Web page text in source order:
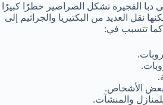
الفجيرة تشكل الصراصير خطرًا كبيرًا
نقل العديد من البكتيريا والجراثيم إلى
كما تتسبب في:
بعض الأشخاص.
والمنشآت.